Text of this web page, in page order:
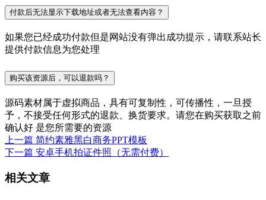
付款后无法显示下载地址或者无法查看内容？
如果您已经成功付款但是网站没有弹出成功提示，请联系站长
提供付款信息为您处理
购买该资源后，可以退款吗？
源码素材属于虚拟商品，具有可复制性，可传播性，一旦授
予，不接受任何形式的退款、换货要求。请您在购买获取之前
确认好 是您所需要的资源
上一篇 简约素雅黑白商务PPT模板
下一篇 安卓手机拍证件照（无需付费）
相关文章